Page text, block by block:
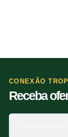
CONEXÃO
Receba